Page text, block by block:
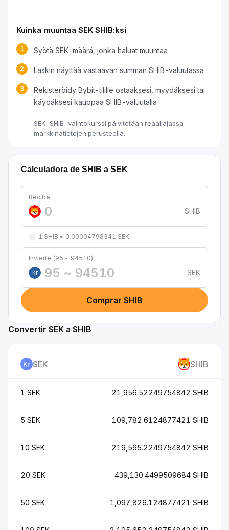
Kuinka muuntaa SEK SHIB:ksi
1 Syötä SEK-määrä, jonka haluat muuntaa
2 Laskin näyttää vastaavan summan SHIB-valuutassa
3
Rekisteröidy Bybit-tilille ostaaksesi, myydäksesi tai
käydäksesi kauppaa SHIB-valuutalla
SEK-SHIB-vaihtokurssi päivitetään reaaliajassa
markkinatietojen perusteella.
Calculadora de SHIB a SEK
Recibe
SHIB
1 SHIB ≈ 0.00004798341 SEK
Invierte (95 ~ 94510)
kr
SEK
Comprar SHIB
Convertir SEK a SHIB
SEK SHIB
1 SEK 21,956.52249754842 SHIB
5 SEK 109,782.6124877421 SHIB
10 SEK 219,565.2249754842 SHIB
20 SEK 439,130.4499509684 SHIB
50 SEK 1,097,826.124877421 SHIB